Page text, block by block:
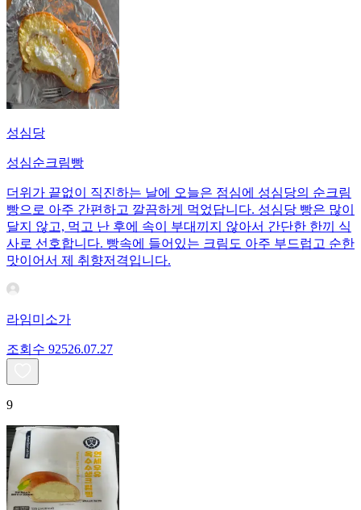
성심당
성심순크림빵
더위가 끝없이 직진하는 날에 오늘은 점심에 성심당의 순크림
빵으로 아주 간편하고 깔끔하게 먹었답니다. 성심당 빵은 많이
달지 않고, 먹고 난 후에 속이 부대끼지 않아서 간단한 한끼 식
사로 선호합니다. 빵속에 들어있는 크림도 아주 부드럽고 순한
맛이어서 제 취향저격입니다.
라임미소가
조회수 92526.07.27
9